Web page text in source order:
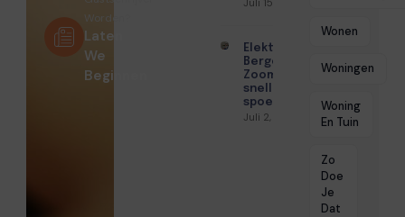
Juli 15, 2026
Elektricien
Bergen op
Zoom met
snelle
spoedhulp
Juli 2, 2026
Wonen
Woningen
Woning
En Tuin
Zo
Doe
Je
Dat
Worden?
Laten
We
Beginnen